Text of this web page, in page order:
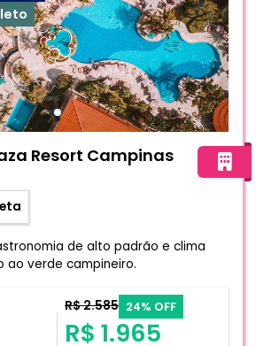
Resort Campinas
de alto padrão e clima
ao verde campineiro.
R$ 2.585 24% OFF
R$ 1.965